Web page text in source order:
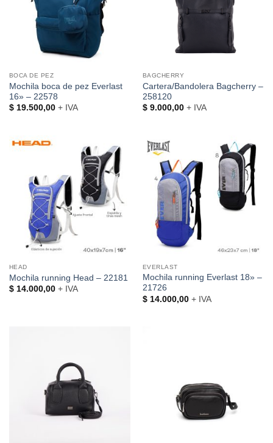
BOCA DE PEZ
Mochila boca de pez Everlast
16» – 22578
$19.500,00+ IVA
BAGCHERRY
Cartera/Bandolera Bagcherry –
258120
$9.000,00+ IVA
HEAD
Mochila running Head – 22181
$14.000,00+ IVA
EVERLAST
Mochila running Everlast 18» –
21726
$14.000,00+ IVA